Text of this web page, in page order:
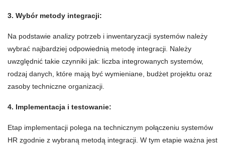
3. Wybór metody integracji:
Na podstawie analizy potrzeb i inwentaryzacji systemów należy
wybrać najbardziej odpowiednią metodę integracji. Należy
uwzględnić takie czynniki jak: liczba integrowanych systemów,
rodzaj danych, które mają być wymieniane, budżet projektu oraz
zasoby techniczne organizacji.
4. Implementacja i testowanie:
Etap implementacji polega na technicznym połączeniu systemów
HR zgodnie z wybraną metodą integracji. W tym etapie ważna jest